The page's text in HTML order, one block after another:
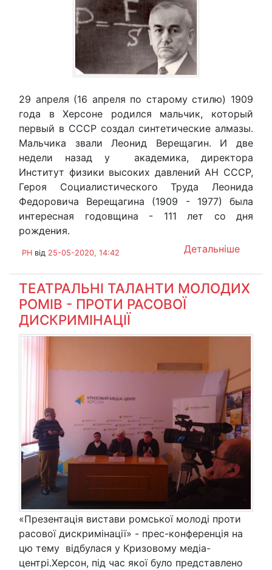
29 апреля (16 апреля по старому стилю) 1909
года в Херсоне родился мальчик, который
первый в СССР создал синтетические алмазы.
Мальчика звали Леонид Верещагин. И две
недели назад у академика, директора
Институт физики высоких давлений АН СССР,
Героя Социалистического Труда Леонида
Федоровича Верещагина (1909 - 1977) была
интересная годовщина - 111 лет со дня
рождения.
Детальніше
PH від 25-05-2020, 14:42
ТЕАТРАЛЬНІ ТАЛАНТИ МОЛОДИХ
РОМІВ - ПРОТИ РАСОВОЇ
ДИСКРИМІНАЦІЇ
«Презентація вистави ромської молоді проти
расової дискримінації» - прес-конференція на
цю тему відбулася у Кризовому медіа-
центрі.Херсон, під час якої було представлено